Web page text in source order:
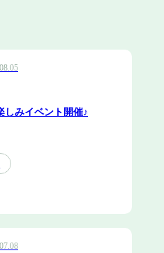
しみイベント開催♪